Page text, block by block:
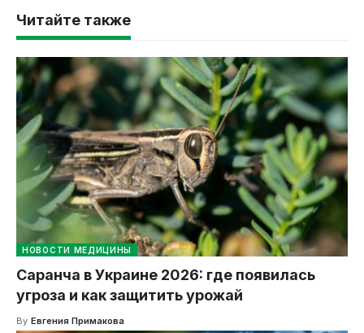
Читайте также
НОВОСТИ МЕДИЦИНЫ
Саранча в Украине 2026: где появилась
угроза и как защитить урожай
By Евгения Примакова